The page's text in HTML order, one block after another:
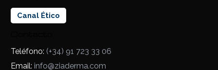
Canal Ético
Teléfono: (+34) 91 723 33 06
Email:info@ziaderma.com